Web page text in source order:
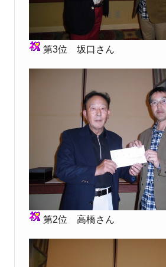
第3位 坂口さん
第2位 高橋さん